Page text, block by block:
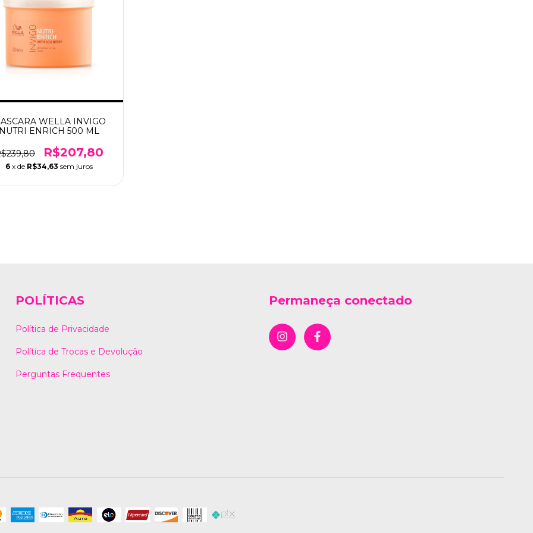
WELLA INVIGO
ENRICH 500 ML
R$207,80
6 x de R$34,63 sem juros
POLÍTICAS
Política de Privacidade
Política de Trocas e Devolução
Perguntas Frequentes
Permaneça conectado